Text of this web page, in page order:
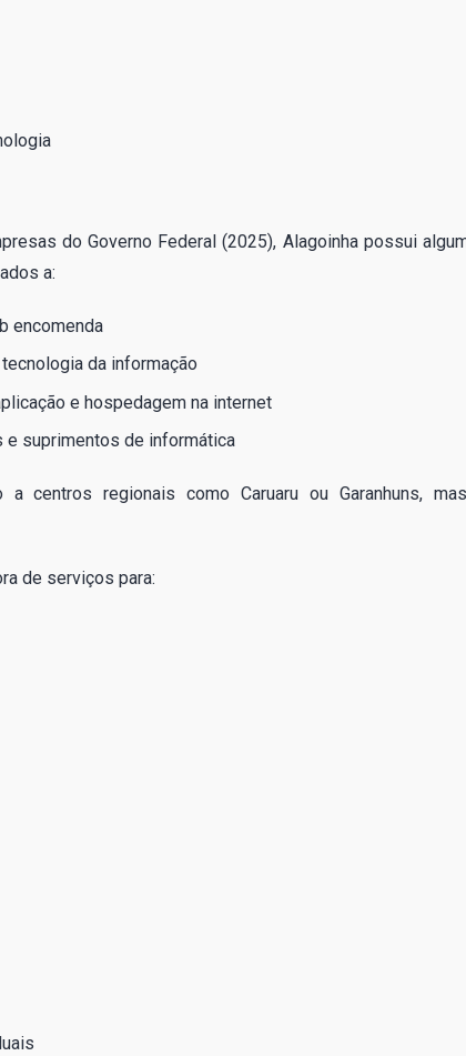
do Governo Federal (2025), Alagoinha possui
a:
encomenda
da informação
e hospedagem na internet
suprimentos de informática
centros regionais como Caruaru ou Garanhuns,
de serviços para: